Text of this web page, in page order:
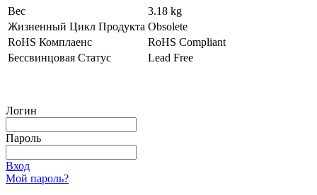
Вес
3.18 kg
Жизненный Цикл Продукта Obsolete
RoHS Комплаенс
RoHS Compliant
Бессвинцовая Статус
Lead Free
Логин
Пароль
Вход
Мой пароль?